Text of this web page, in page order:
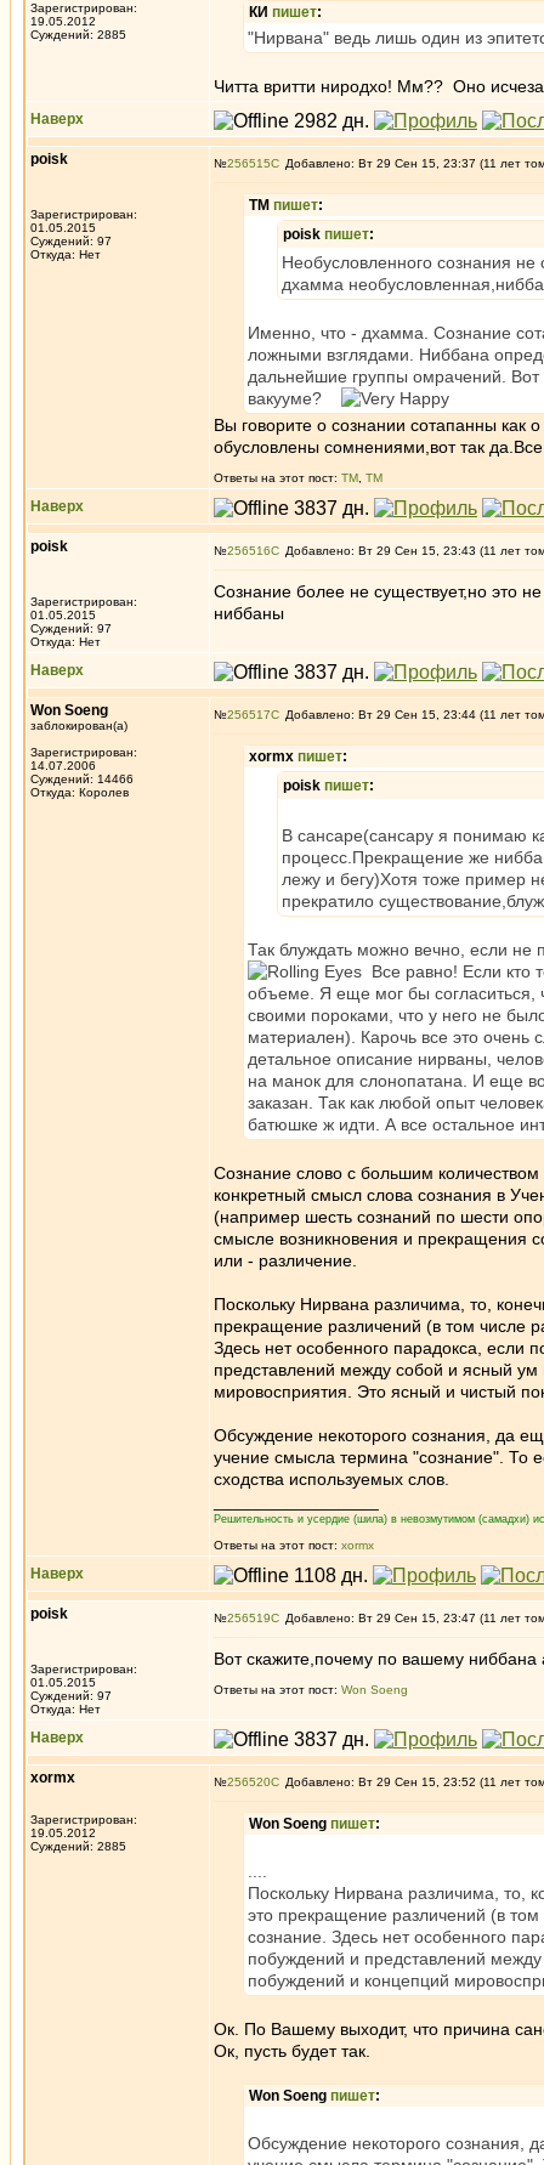
Зарегистрирован:
19.05.2012
Суждений: 2885
КИ пишет:
"Нирвана" ведь лишь один из
Читта вритти ниродхо! Мм?? Оно
Наверх
poisk
Зарегистрирован:
01.05.2015
Суждений: 97
Откуда: Нет
№256515 Добавлено: Вт 29 Сен 15, 23:37 (11 лет
ТМ пишет:
poisk пишет:
Необусловленного сознания не
дхамма
Именно, что - дхамма. Сознание
ложными взглядами. Ниббана
дальнейшие группы омрачений.
вакууме?
Вы говорите о сознании сотапанны как
обусловлены сомнениями,вот так
Ответы на этот пост: ТМ ТМ
Наверх
poisk
Зарегистрирован:
01.05.2015
Суждений: 97
Откуда: Нет
№256516 Добавлено: Вт 29 Сен 15, 23:43 (11 лет
Сознание более не существует,но это
ниббаны
Наверх
Won Soeng
заблокирован(а)
Зарегистрирован:
14.07.2006
Суждений: 14466
Откуда: Королев
№256517 Добавлено: Вт 29 Сен 15, 23:44 (11 лет
xormx пишет:
poisk пишет:
В сансаре(сансару я понимаю
процесс.Прекращение же
лежу и бегу)Хотя тоже пример
прекратило
Так блуждать можно вечно, если не
Все равно! Если кто
объеме. Я еще мог бы согласиться,
своими пороками, что у него не
материален). Карочь все это очень
детальное описание нирваны,
на манок для слонопатана. И еще
заказан. Так как любой опыт
батюшке ж идти. А все остальное
Сознание слово с большим
конкретный смысл слова сознания в
(например шесть сознаний по шести
смысле возникновения и прекращения
или - различение.
Поскольку Нирвана различима, то,
прекращение различений (в том числе
Здесь нет особенного парадокса, если
представлений между собой и ясный
мировосприятия. Это ясный и чистый
Обсуждение некоторого сознания, да
учение смысла термина "сознание". То
сходства используемых слов.
Решительность и усердие (шила) в невозмутимом (самадхи)
Ответы на этот пост: xormx
Наверх
poisk
Зарегистрирован:
01.05.2015
Суждений: 97
Откуда: Нет
№256519 Добавлено: Вт 29 Сен 15, 23:47 (11 лет
Вот скажите,почему по вашему
Ответы на этот пост: Won Soeng
Наверх
xormx
Зарегистрирован:
19.05.2012
Суждений: 2885
№256520 Добавлено: Вт 29 Сен 15, 23:52 (11 лет
Won Soeng пишет:
Поскольку Нирвана различима, то,
это прекращение различений (в
сознание. Здесь нет особенного
побуждений и представлений
побуждений и концепций
Ок. По Вашему выходит, что причина
Ок, пусть будет так.
Won Soeng пишет:
Обсуждение некоторого сознания,